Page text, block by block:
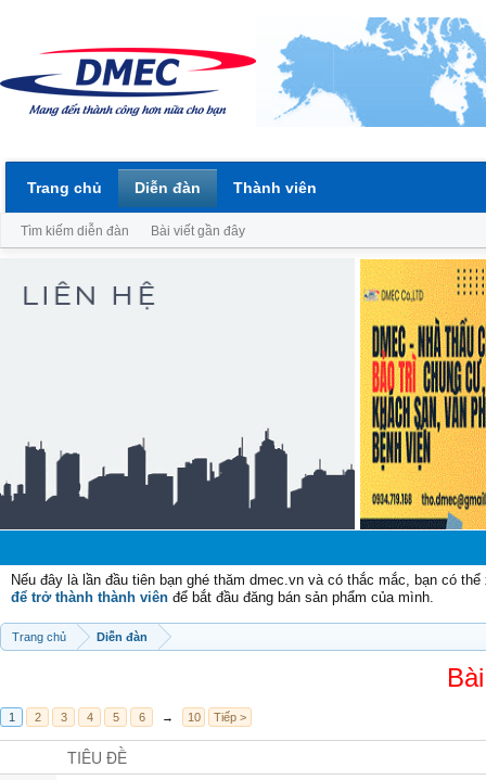
Nếu đây là lần đầu tiên bạn ghé thăm dmec.vn và có thắc mắc, bạn có
để trở thành thành viên để bắt đầu đăng bán sản phẩm của mình.
Trang chủ Diễn đàn
1 2 3 4 5 6 → 10 Tiếp >
TIÊU ĐỀ
Trang chủ Diễn đàn
Tìm kiếm diễn đàn Bài viết gần đây
Thành viên